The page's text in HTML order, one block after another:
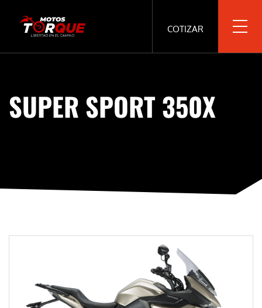
COTIZAR
SUPER SPORT 350X